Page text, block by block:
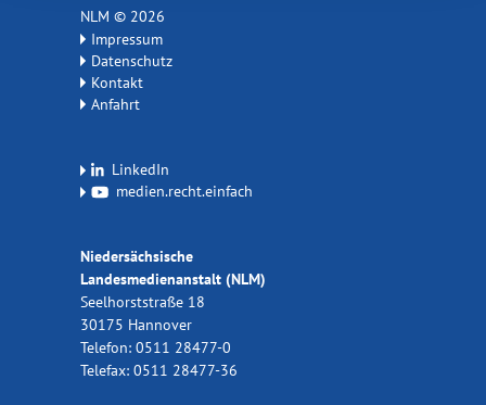
NLM © 2026
Impressum
Datenschutz
Kontakt
Anfahrt
LinkedIn
medien.recht.einfach
Niedersächsische
Landesmedienanstalt (NLM)
Seelhorststraße 18
30175 Hannover
Telefon: 0511 28477-0
Telefax: 0511 28477-36